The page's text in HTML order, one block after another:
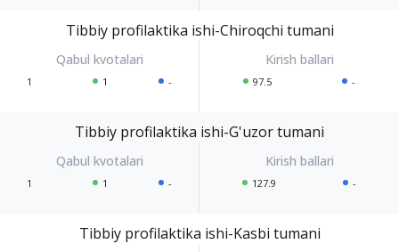
Tibbiy profilaktika ishi-Chiroqchi tumani
1 1 - 97.5 -
Tibbiy profilaktika ishi-G'uzor tumani
1 1 - 127.9 -
Tibbiy profilaktika ishi-Kasbi tumani